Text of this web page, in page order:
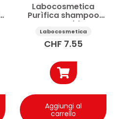
Labocosmetica
Purìfica shampoo
auto acido
anticalcare 100 ml
Labocosmetica
CHF 7.55
Aggiungi al
carrello